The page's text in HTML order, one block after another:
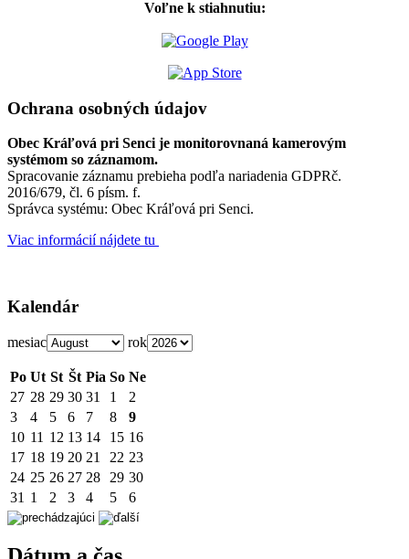
Voľne k stiahnutiu:
Ochrana osobných údajov
Obec Kráľová pri Senci je monitorovnaná kamerovým
systémom so záznamom.
Spracovanie záznamu prebieha podľa nariadenia GDPRč.
2016/679, čl. 6 písm. f.
Správca systému: Obec Kráľová pri Senci.
Viac informácií nájdete tu
Kalendár
mesiac rok
Po Ut St Št Pia So Ne
27 28 29 30 31 1
2
3
4 5 6 7 8
9
10 11 12 13 14 15 16
17 18 19 20 21 22 23
24 25 26 27 28 29 30
31 1 2 3 4 5 6